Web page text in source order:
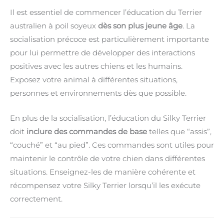
Il est essentiel de commencer l’éducation du Terrier
australien à poil soyeux dès son plus jeune âge. La
socialisation précoce est particulièrement importante
pour lui permettre de développer des interactions
positives avec les autres chiens et les humains.
Exposez votre animal à différentes situations,
personnes et environnements dès que possible.
En plus de la socialisation, l’éducation du Silky Terrier
doit inclure des commandes de base telles que “assis”,
“couché” et “au pied”. Ces commandes sont utiles pour
maintenir le contrôle de votre chien dans différentes
situations. Enseignez-les de manière cohérente et
récompensez votre Silky Terrier lorsqu’il les exécute
correctement.